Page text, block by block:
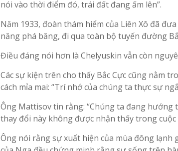
nói vào thời điểm đó, trái đất đang ấm lên”.
Năm 1933, đoàn thám hiểm của Liên Xô đã
năng phá băng, đi qua toàn bộ tuyến đường
Điều đáng nói hơn là Chelyuskin vẫn còn
Các sự kiện trên cho thấy Bắc Cực cũng nằm
cách mỉa mai: “Trí nhớ của chúng ta thực sự
Ông Mattisov tin rằng: “Chúng ta đang hướng
thay đổi này không được nhận thấy trong
Ông nói rằng sự xuất hiện của mùa đông lạnh